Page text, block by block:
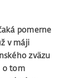
pomerne
v máji
zväzu
o tom